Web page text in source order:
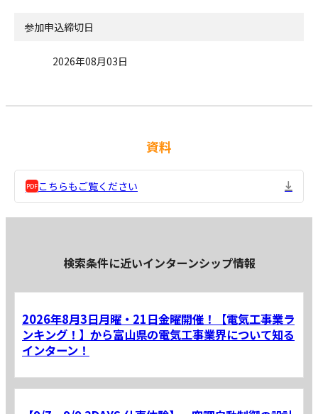
参加申込締切日
2026年08月03日
資料
こちらもご覧ください
検索条件に近いインターンシップ情報
2026年8月3日月曜・21日金曜開催！【電気工事業ラ
ンキング！】から富山県の電気工事業界について知る
インターン！